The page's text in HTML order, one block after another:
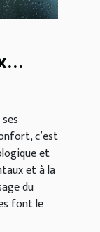
c’est
et
et à la
du
font le